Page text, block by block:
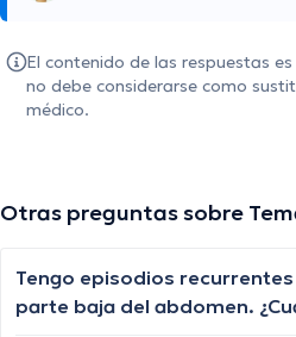
El contenido de las respuestas
no debe considerarse como
médico.
Otras preguntas sobre
Tengo episodios
parte baja del abdomen.